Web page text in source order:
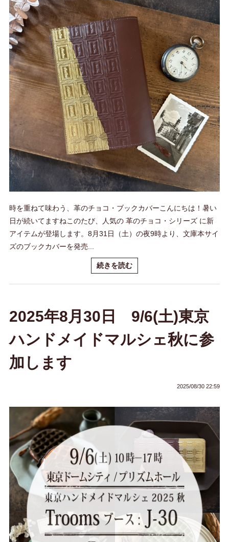
時を重ねて味わう、革のチョコ・ブックカバーこんにちは！暑い
日が続いてますねこのたび、人気の 革のチョコ・シリーズ に新
アイテムが登場します。8月31日（土）の夜9時より、文庫本サイ
ズのブックカバーを発売...
続きを読む
2025年8月30日 9/6(土)東京
ハンドメイドマルシェ秋に参
加します
2025/08/30 22:59